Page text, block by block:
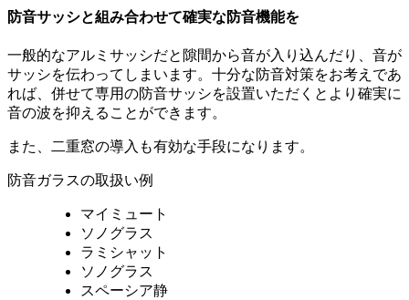
防音サッシと組み合わせて確実な防音機能を
一般的なアルミサッシだと隙間から音が入り込んだり、音が
サッシを伝わってしまいます。十分な防音対策をお考えであ
れば、併せて専用の防音サッシを設置いただくとより確実に
音の波を抑えることができます。
また、二重窓の導入も有効な手段になります。
防音ガラスの取扱い例
マイミュート
ソノグラス
ラミシャット
ソノグラス
スペーシア静